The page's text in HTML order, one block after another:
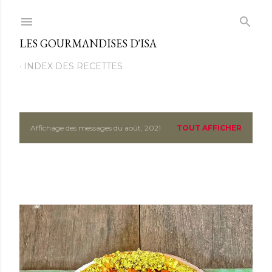
LES GOURMANDISES D'ISA
INDEX DES RECETTES
M
s
a
g
Affichage des messages du août, 2021 TOUT AFFICHER